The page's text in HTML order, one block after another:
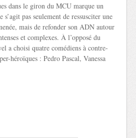
dans le giron du MCU marque un
pas seulement de ressusciter une
mais de refonder son ADN autour
et complexes. À l’opposé du
a choisi quatre comédiens à contre-
héroïques : Pedro Pascal, Vanessa